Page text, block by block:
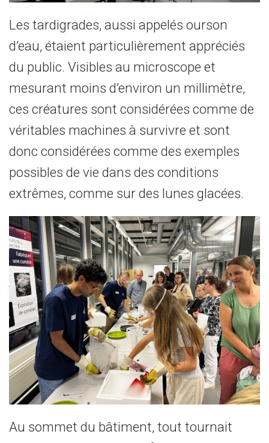
Les tardigrades, aussi appelés ourson
d’eau, étaient particulièrement appréciés
du public. Visibles au microscope et
mesurant moins d’environ un millimètre,
ces créatures sont considérées comme de
véritables machines à survivre et sont
donc considérées comme des exemples
possibles de vie dans des conditions
extrêmes, comme sur des lunes glacées.
Au sommet du bâtiment, tout tournait